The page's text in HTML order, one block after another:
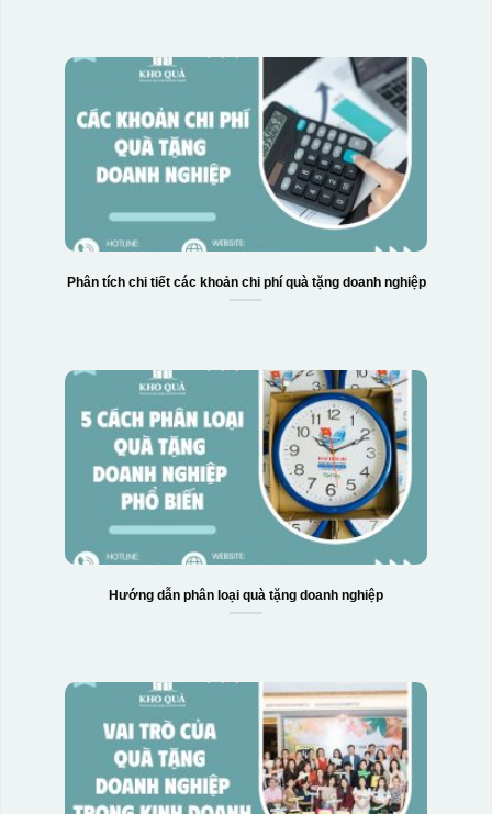
Phân tích chi tiết các khoản chi phí quà tặng doanh nghiệp
Hướng dẫn phân loại quà tặng doanh nghiệp